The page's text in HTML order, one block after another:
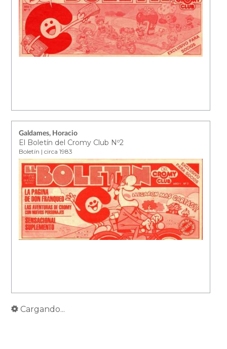
Galdames, Horacio
El Boletín del Cromy Club Nº2
Boletín | circa 1983
Cargando...